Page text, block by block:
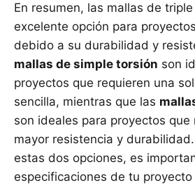
En resumen, las mallas de
excelente opción para
debido a su durabilidad y
mallas de simple torsión son
proyectos que requieren una
sencilla, mientras que las
son ideales para proyectos que
mayor resistencia y
estas dos opciones, es
especificaciones de tu proyecto